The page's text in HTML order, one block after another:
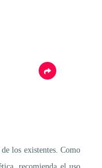
los existentes. Como